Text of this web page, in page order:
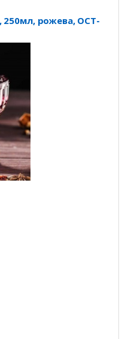
250мл, рожева, OCT-